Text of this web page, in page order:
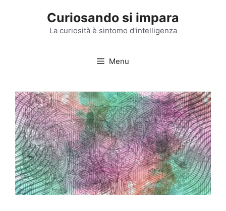
Curiosando si impara
La curiosità è sintomo d'intelligenza
Menu